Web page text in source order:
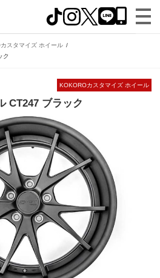
スタマイズ ホイール
ク
KOKOROカスタマイズ ホイール
CT247 ブラック